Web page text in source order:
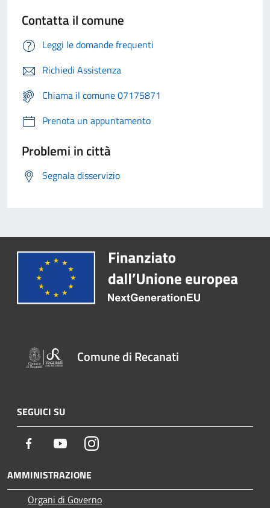
Contatta il comune
Leggi le domande frequenti
Richiedi Assistenza
Chiama il comune 07175871
Prenota un appuntamento
Problemi in città
Segnala disservizio
Comune di Recanati
SEGUICI SU
Facebook YoutubeInstagram
AMMINISTRAZIONE
Organi di Governo